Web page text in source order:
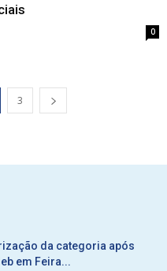
0
3
da categoria após
em Feira...